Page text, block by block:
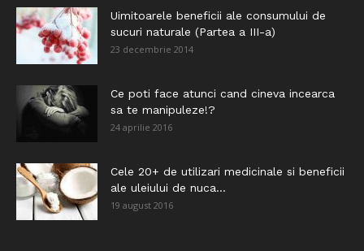
Uimitoarele beneficii ale consumului de
sucuri naturale (Partea a III-a)
23 decembrie 2014
Ce poti face atunci cand cineva incearca
sa te manipuleze!?
24 aprilie 2016
Cele 20+ de utilizari medicinale si beneficii
ale uleiului de nuca...
19 august 2016